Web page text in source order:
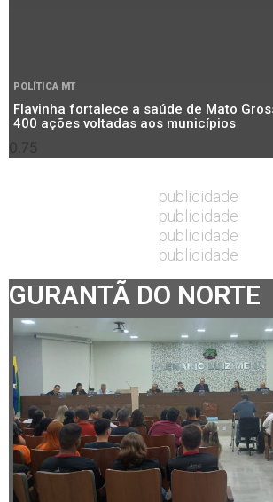
POLÍTICA MT
Flavinha fortalece a saúde de Mato
400 ações voltadas aos municípios
publicidade
publicidade
publicidade
publicidade
GURANTÃ DO NORTE